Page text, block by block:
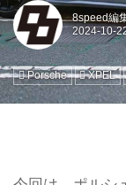
8speed編
Porsche XPEL